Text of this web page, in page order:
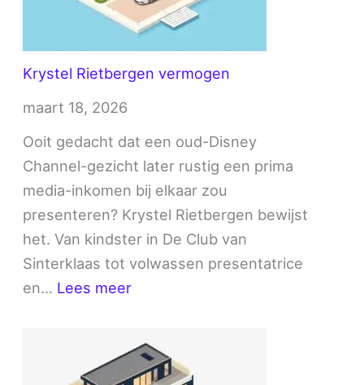
Krystel Rietbergen vermogen
maart 18, 2026
Ooit gedacht dat een oud-Disney
Channel-gezicht later rustig een prima
media-inkomen bij elkaar zou
presenteren? Krystel Rietbergen bewijst
het. Van kindster in De Club van
Sinterklaas tot volwassen presentatrice
en… Lees meer:
vermogen